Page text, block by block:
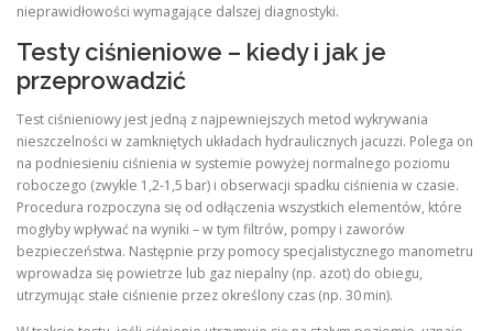
nieprawidłowości wymagające dalszej diagnostyki.
Testy ciśnieniowe – kiedy i jak je
przeprowadzić
Test ciśnieniowy jest jedną z najpewniejszych metod wykrywania
nieszczelności w zamkniętych układach hydraulicznych jacuzzi. Polega on
na podniesieniu ciśnienia w systemie powyżej normalnego poziomu
roboczego (zwykle 1,2‑1,5 bar) i obserwacji spadku ciśnienia w czasie.
Procedura rozpoczyna się od odłączenia wszystkich elementów, które
mogłyby wpływać na wyniki – w tym filtrów, pompy i zaworów
bezpieczeństwa. Następnie przy pomocy specjalistycznego manometru
wprowadza się powietrze lub gaz niepalny (np. azot) do obiegu,
utrzymując stałe ciśnienie przez określony czas (np. 30 min).